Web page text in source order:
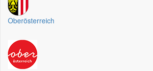
Oberösterreich